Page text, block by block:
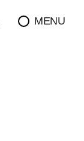
MENU